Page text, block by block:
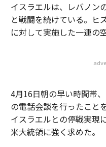
イスラエルは、レバノン
と戦闘を続けている。ヒ
に対して実施した一連の
4月16日朝の早い時間帯
の電話会談を行ったこと
イスラエルとの停戦実現
米大統領に強く求めた。